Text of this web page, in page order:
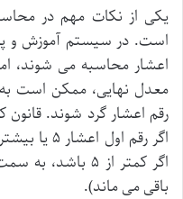
یکی از نکات مهم در
است. در سیستم آموزش و
اعشار محاسبه می شوند،
معدل نهایی، ممکن است
رقم اعشار گرد شوند.
اگر رقم
اگر کمتر از ۵
باقی می ماند).